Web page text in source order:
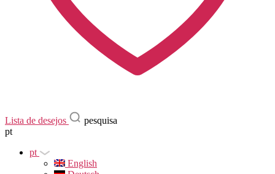
Lista de desejos
pesquisa
pt
pt
English